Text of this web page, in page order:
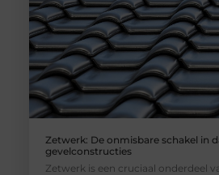
Zetwerk: De onmisbare schakel in
gevelconstructies
Zetwerk is een cruciaal onderdeel